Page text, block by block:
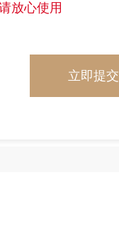
放心使用
立即提交